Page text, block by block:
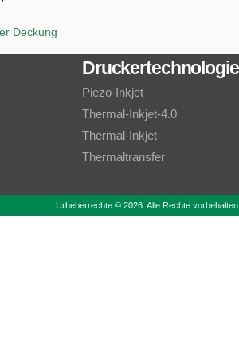
Deckung
Piezo-Inkjet
Thermal-Inkjet-4.0
Thermal-Inkjet
Thermaltransfer
Urheberrechte © 2026. Alle Rechte vorbehalten.